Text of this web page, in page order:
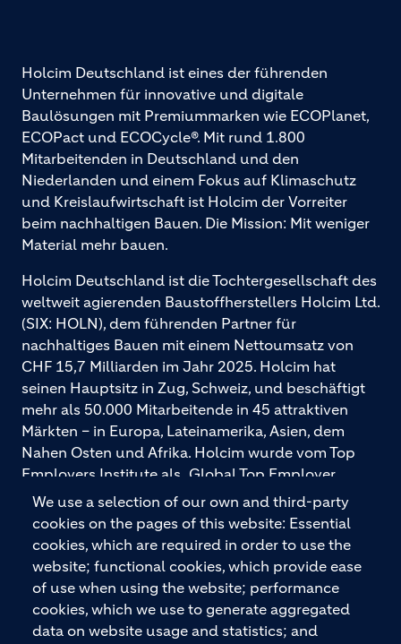
We use a selection of our own and third-party
cookies on the pages of this website: Essential
cookies, which are required in order to use the
website; functional cookies, which provide ease
of use when using the website; performance
cookies, which we use to generate aggregated
data on website usage and statistics; and
Holcim Deutschland ist eines der führenden
Unternehmen für innovative und digitale
Baulösungen mit Premiummarken wie ECOPlanet,
ECOPact und ECOCycle®. Mit rund 1.800
Mitarbeitenden in Deutschland und den
Niederlanden und einem Fokus auf Klimaschutz
und Kreislaufwirtschaft ist Holcim der Vorreiter
beim nachhaltigen Bauen. Die Mission: Mit weniger
Material mehr bauen.
Holcim Deutschland ist die Tochtergesellschaft des
weltweit agierenden Baustoffherstellers Holcim Ltd.
(SIX: HOLN), dem führenden Partner für
nachhaltiges Bauen mit einem Nettoumsatz von
CHF 15,7 Milliarden im Jahr 2025. Holcim hat
seinen Hauptsitz in Zug, Schweiz, und beschäftigt
mehr als 50.000 Mitarbeitende in 45 attraktiven
Märkten – in Europa, Lateinamerika, Asien, dem
Nahen Osten und Afrika. Holcim wurde vom Top
Employers Institute als „Global Top Employer
2026“ ausgezeichnet. Holcim bietet hochwertige
Baustoffe und integrierte Baulösungen für den
gesamten Bauprozess – vom Fundament über den
Boden bis zu Wänden und Dächern – mit
Premiummarken wie ECOPact, ECOPlanet,
ECOCycle und Ytong.